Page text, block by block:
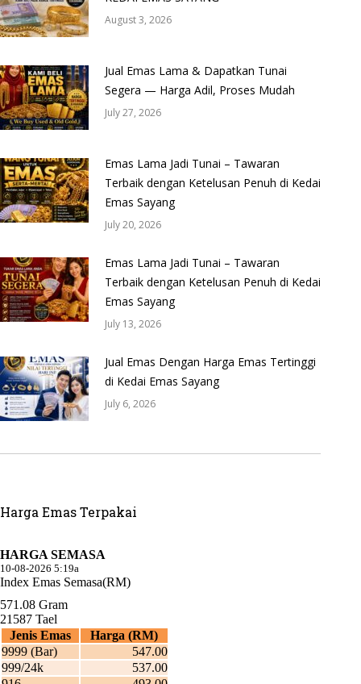
August 3, 2026
Jual Emas Lama & Dapatkan Tunai
Segera — Harga Adil, Proses Mudah
July 27, 2026
Emas Lama Jadi Tunai – Tawaran
Terbaik dengan Ketelusan Penuh di Kedai
Emas Sayang
July 20, 2026
Emas Lama Jadi Tunai – Tawaran
Terbaik dengan Ketelusan Penuh di Kedai
Emas Sayang
July 13, 2026
Jual Emas Dengan Harga Emas Tertinggi
di Kedai Emas Sayang
July 6, 2026
Harga Emas Terpakai